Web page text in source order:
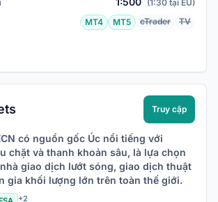
(1:30 tại EU)
MT4 MT5 cTrader TV
Truy cập
có nguồn gốc Úc nổi tiếng với
chặt và thanh khoản sâu, là lựa chọn
giao dịch lướt sóng, giao dịch thuật
gia khối lượng lớn trên toàn thế giới.
+2